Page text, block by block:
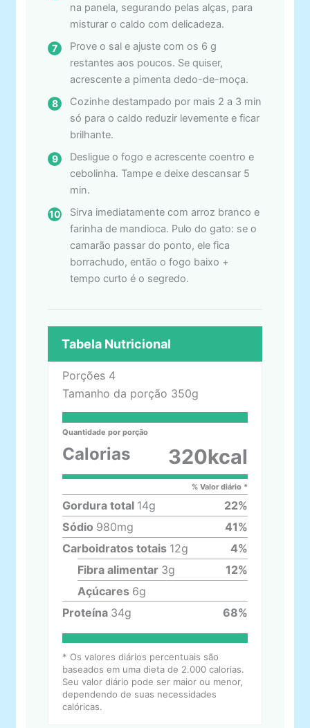
na panela, segurando pelas alças, para
misturar o caldo com delicadeza.
Prove o sal e ajuste com os 6 g
restantes aos poucos. Se quiser,
acrescente a pimenta dedo-de-moça.
Cozinhe destampado por mais 2 a 3 min
só para o caldo reduzir levemente e ficar
brilhante.
Desligue o fogo e acrescente coentro e
cebolinha. Tampe e deixe descansar 5
min.
Sirva imediatamente com arroz branco e
farinha de mandioca. Pulo do gato: se o
camarão passar do ponto, ele fica
borrachudo, então o fogo baixo +
tempo curto é o segredo.
Tabela Nutricional
Porções 4
Tamanho da porção 350g
Quantidade por porção
Calorias 320kcal
% Valor diário *
Gordura total 14g 22%
Sódio 980mg 41%
Carboidratos totais 12g 4%
Fibra alimentar 3g 12%
Açúcares 6g
Proteína 34g 68%
* Os valores diários percentuais são
baseados em uma dieta de 2.000 calorias.
Seu valor diário pode ser maior ou menor,
dependendo de suas necessidades
calóricas.